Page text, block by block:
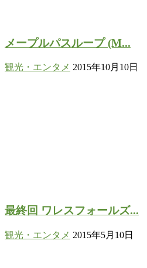
メープルパスループ (M...
観光・エンタメ 2015年10月10日
最終回 ワレスフォールズ...
観光・エンタメ 2015年5月10日